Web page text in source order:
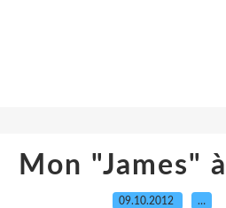
Mon "James"
09.10.2012 …